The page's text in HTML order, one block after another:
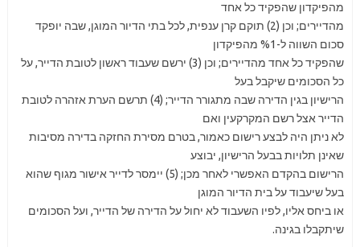
מהפיקדון שהפקיד כל אחד
מהדיירים; וכן (2) תוקם קרן ענפית, לכל בתי הדיור המוגן, שבה יופקד
סכום השווה ל-%1 מהפיקדון
שהפקיד כל אחד מהדיירים; וכן (3) ירשם שעבוד ראשון לטובת הדייר, על
כל הסכומים שיקבל בעל
הרישיון בגין הדירה שבה מתגורר הדייר; (4) תרשם הערת אזהרה לטובת
הדייר אצל רשם המקרקעין ואם
לא ניתן היה לבצע רישום כאמור, בטרם מסירת החזקה בדירה מסיבות
שאינן תלויות בבעל הרישיון, יבוצע
הרישום בהקדם האפשרי לאחר מכן; (5) יימסר לדייר אישור מגוף שהוא
בעל שיעבוד על בית הדיור המוגן
או ביחס אליו, לפיו השעבוד לא יחול על הדירה של הדייר, ועל הסכומים
שיתקבלו בגינה.